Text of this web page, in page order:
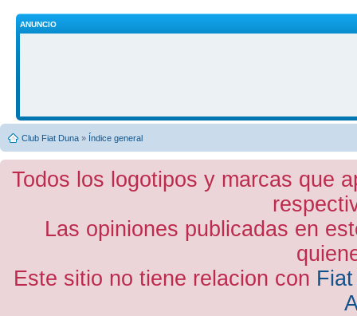
ANUNCIO
Club Fiat Duna » Índice general
Todos los logotipos y marcas que
Las opiniones publicadas en
Este sitio no tiene relacion con